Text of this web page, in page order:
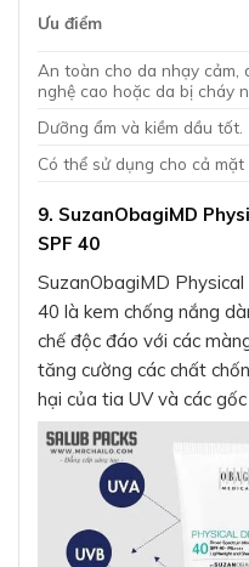
Ưu điểm
An toàn cho da nhạy cảm,
nghệ cao hoặc da bị cháy
Dưỡng ẩm và kiềm dầu tốt.
Có thể sử dụng cho cả mặt
9. SuzanObagiMD
SPF 40
SuzanObagiMD
40 là kem chống nắng
chế độc đáo với các
tăng cường các chất
hại của tia UV và các